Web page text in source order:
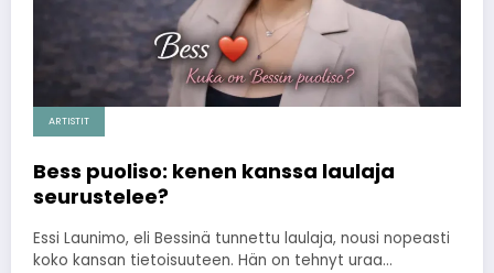
ARTISTIT
Bess puoliso: kenen kanssa laulaja
seurustelee?
Essi Launimo, eli Bessinä tunnettu laulaja, nousi nopeasti
koko kansan tietoisuuteen. Hän on tehnyt uraa…